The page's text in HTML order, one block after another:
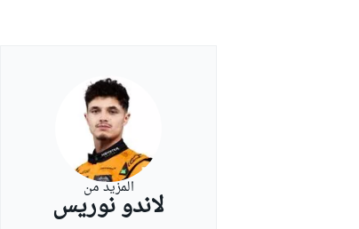
المزيد من
لاندو نوريس